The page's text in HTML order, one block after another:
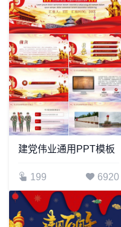
建党伟业通用PPT模板
199 6920